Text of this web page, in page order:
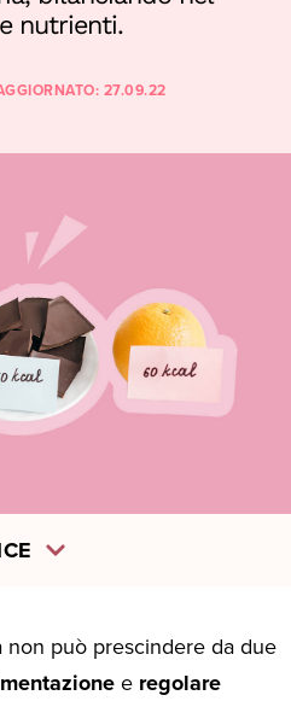
nutrienti.
27.09.22
può prescindere da due
e regolare